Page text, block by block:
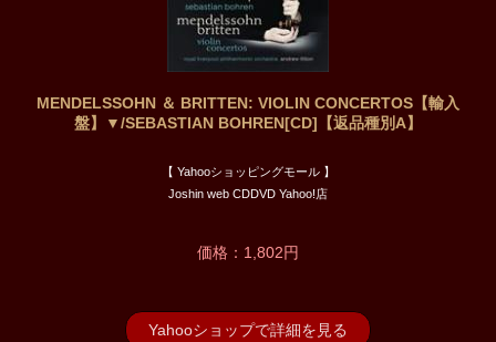
MENDELSSOHN ＆ BRITTEN: VIOLIN CONCERTOS【輸入
盤】▼/SEBASTIAN BOHREN[CD]【返品種別A】
【 Yahooショッピングモール 】
Joshin web CDDVD Yahoo!店
価格：1,802円
Yahooショップで詳細を見る